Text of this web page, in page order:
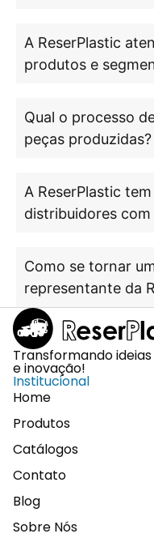
A ReserPlastic
produtos e
Qual o processo
peças produzidas?
A ReserPlastic
distribuidores
Como se tornar
representante da
Transformando
e inovação!
Institucional
Home
Produtos
Catálogos
Contato
Blog
Sobre Nós